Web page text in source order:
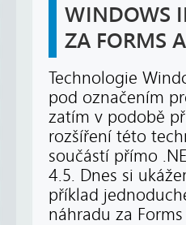
WINDOWS
ZA FORMS
Technologie
pod označením
zatím v podobě
rozšíření této
součástí přímo
4.5. Dnes si
příklad
náhradu za